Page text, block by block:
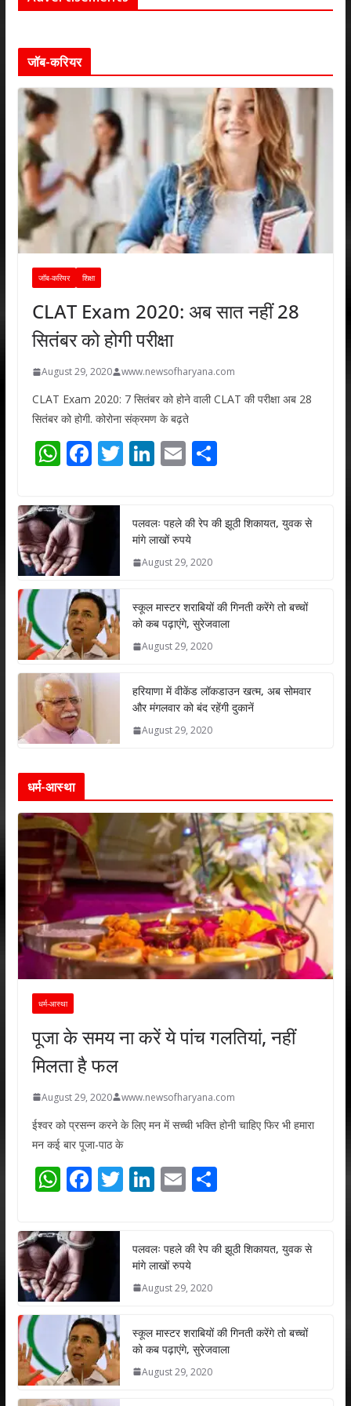
जॉब-करियर
जॉब-करियर शिक्षा
CLAT Exam 2020: अब सात नहीं 28
सितंबर को होगी परीक्षा
August 29, 2020 www.newsofharyana.com
CLAT Exam 2020: 7 सितंबर को होने वाली CLAT की परीक्षा अब 28
सितंबर को होगी. कोरोना संक्रमण के बढ़ते
W
at
s
A
p
p
F
e
b
o
k
T
er
Li
e
dI
n
E
l
S
e
पलवलः पहले की रेप की झूठी शिकायत, युवक से
मांगे लाखों रुपये
August 29, 2020
स्कूल मास्टर शराबियों की गिनती करेंगे तो बच्चों
को कब पढ़ाएंगे, सुरेजवाला
August 29, 2020
हरियाणा में वीकेंड लॉकडाउन खत्म, अब सोमवार
और मंगलवार को बंद रहेंगी दुकानें
August 29, 2020
धर्म-आस्था
धर्म-आस्था
पूजा के समय ना करें ये पांच गलतियां, नहीं
मिलता है फल
August 29, 2020 www.newsofharyana.com
ईश्वर को प्रसन्न करने के लिए मन में सच्ची भक्ति होनी चाहिए फिर भी हमारा
मन कई बार पूजा-पाठ के
W
at
s
A
p
p
F
e
b
o
k
T
er
Li
e
dI
n
E
l
S
e
पलवलः पहले की रेप की झूठी शिकायत, युवक से
मांगे लाखों रुपये
August 29, 2020
स्कूल मास्टर शराबियों की गिनती करेंगे तो बच्चों
को कब पढ़ाएंगे, सुरेजवाला
August 29, 2020